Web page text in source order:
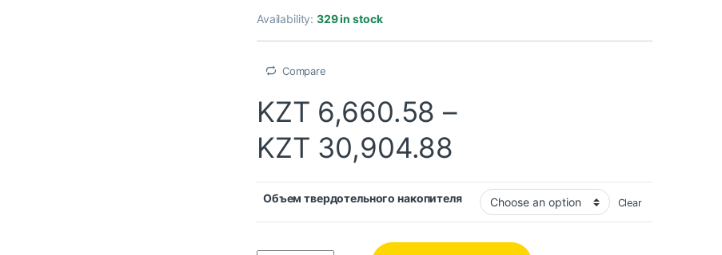
Availability:329 in stock
Compare
KZT 6,660.58 –
KZT 30,904.88
Объем твердотельного накопителя Clear